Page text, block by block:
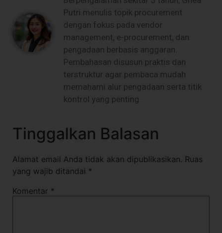
Putri menulis topik procurement
dengan fokus pada vendor
management, e-procurement, dan
pengadaan berbasis anggaran.
Pembahasan disusun praktis dan
terstruktur agar pembaca mudah
memahami alur pengadaan serta titik
kontrol yang penting.
Tinggalkan Balasan
Alamat email Anda tidak akan dipublikasikan. Ruas
yang wajib ditandai *
Komentar *